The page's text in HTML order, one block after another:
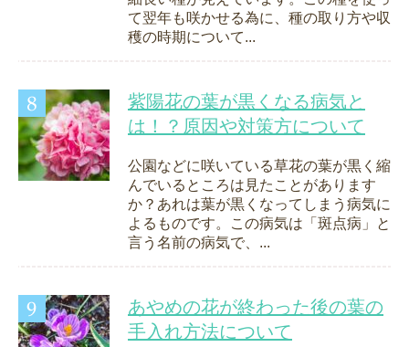
て翌年も咲かせる為に、種の取り方や収
穫の時期について...
紫陽花の葉が黒くなる病気と
は！？原因や対策方について
公園などに咲いている草花の葉が黒く縮
んでいるところは見たことがあります
か？あれは葉が黒くなってしまう病気に
よるものです。この病気は「斑点病」と
言う名前の病気で、...
あやめの花が終わった後の葉の
手入れ方法について